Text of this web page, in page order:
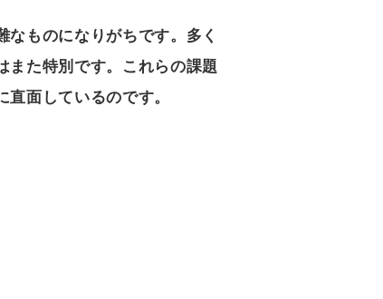
ものになりがちです。多く
また特別です。これらの課題
面しているのです。